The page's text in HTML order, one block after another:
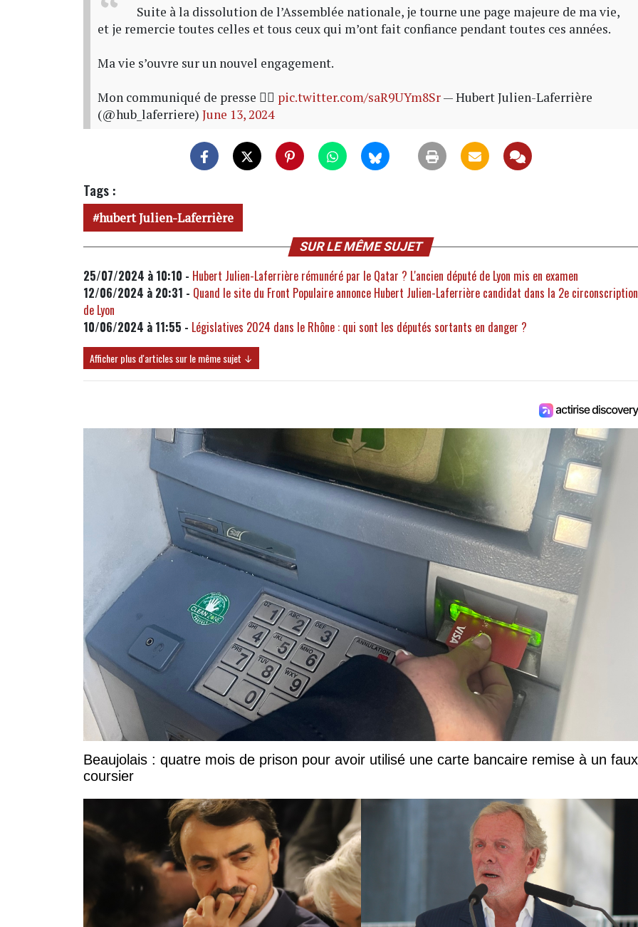
Suite à la dissolution de l’Assemblée nationale, je tourne une page majeure de ma vie,
et je remercie toutes celles et tous ceux qui m’ont fait confiance pendant toutes ces années.
Ma vie s’ouvre sur un nouvel engagement.
Mon communiqué de presse 👇🏻 pic.twitter.com/saR9UYm8Sr— Hubert Julien-Laferrière
(@hub_laferriere) June 13, 2024
Tags :
hubert Julien-Laferrière
SUR LE MÊME SUJET
25/07/2024 à 10:10 - Hubert Julien-Laferrière rémunéré par le Qatar ? L'ancien député de Lyon mis en examen
12/06/2024 à 20:31 - Quand le site du Front Populaire annonce Hubert Julien-Laferrière candidat dans la 2e circonscription
de Lyon
10/06/2024 à 11:55 - Législatives 2024 dans le Rhône : qui sont les députés sortants en danger ?
Afficher plus d'articles sur le même sujet ↓
Beaujolais : quatre mois de prison pour avoir utilisé une carte bancaire remise à un faux
coursier